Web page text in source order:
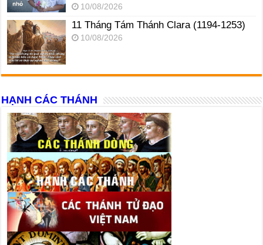
10/08/2026
11 Tháng Tám Thánh Clara (1194-1253)
10/08/2026
HẠNH CÁC THÁNH